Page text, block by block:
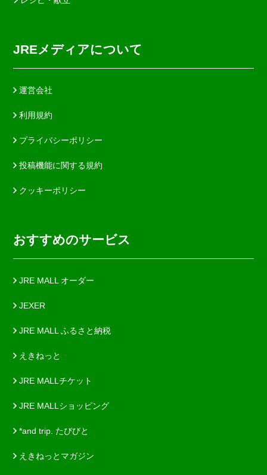
JREメディアについて
運営会社
利用規約
プライバシーポリシー
投稿機能に関する規約
クッキーポリシー
おすすめのサービス
JRE MALL オーダー
JEXER
JRE MALL ふるさと納税
えきねっと
JRE MALLチケット
JRE MALLショッピング
*and trip. たびびと
えきねっとマガジン